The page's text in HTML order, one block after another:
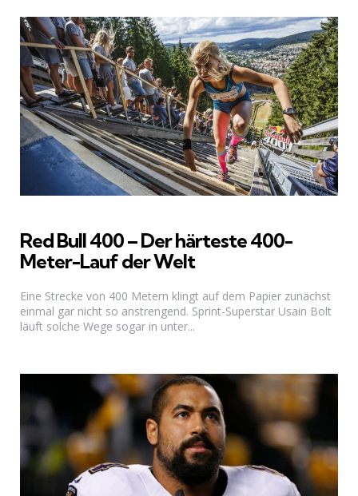
Red Bull 400 – Der härteste 400-
Meter-Lauf der Welt
Eine Strecke von 400 Metern klingt auf dem Papier zunächst
einmal gar nicht so anstrengend. Sprint-Superstar Usain Bolt
läuft solche Wege sogar in unter...